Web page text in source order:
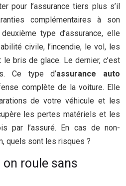
pour l’assurance tiers plus s’il
complémentaires à son
type d’assurance, elle
civile, l’incendie, le vol, les
bris de glace. Le dernier, c’est
Ce type d’assurance auto
complète de la voiture. Elle
de votre véhicule et les
les pertes matériels et les
par l’assuré. En cas de non-
quels sont les risques ?
roule sans